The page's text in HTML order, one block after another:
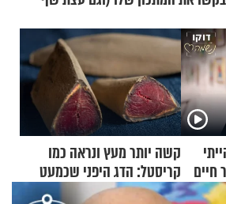
חיים
קשה יותר מעץ ונראה כמו
קריסטל: הדג היפני שכמעט
בלתי אפשרי לחתוך